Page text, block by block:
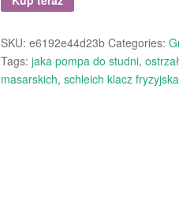
SKU: e6192e44d23b Categories:
Tags: jaka pompa do studni,
masarskich, schleich klacz fryzyjska